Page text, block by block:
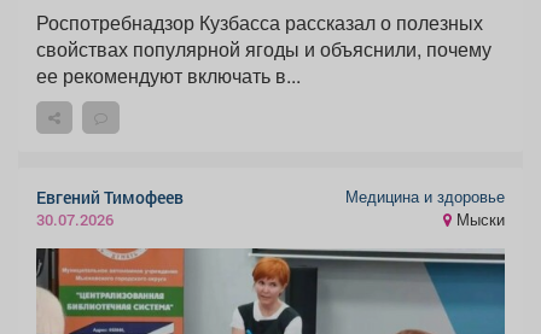
Роспотребнадзор Кузбасса рассказал о полезных
свойствах популярной ягоды и объяснили, почему
ее рекомендуют включать в...
Евгений Тимофеев
30.07.2026
Медицина и здоровье
Мыски